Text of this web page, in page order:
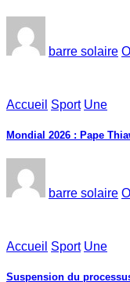
barre solaire
Accueil Sport Une
Mondial 2026 : Pape
barre solaire
Accueil Sport Une
‎Suspension du